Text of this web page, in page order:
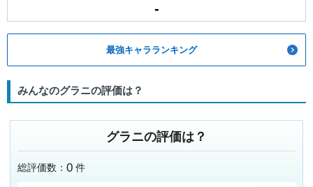
-
最強キャラランキング
みんなのグラニの評価は？
グラニの評価は？
総評価数： 0 件